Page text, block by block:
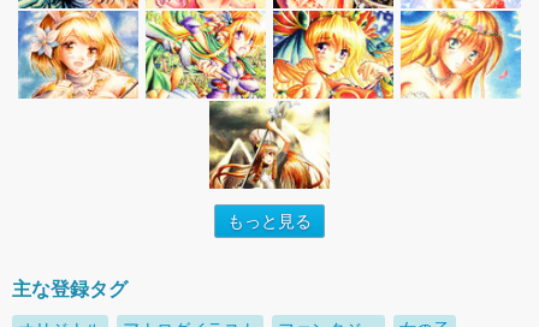
もっと見る
主な登録タグ